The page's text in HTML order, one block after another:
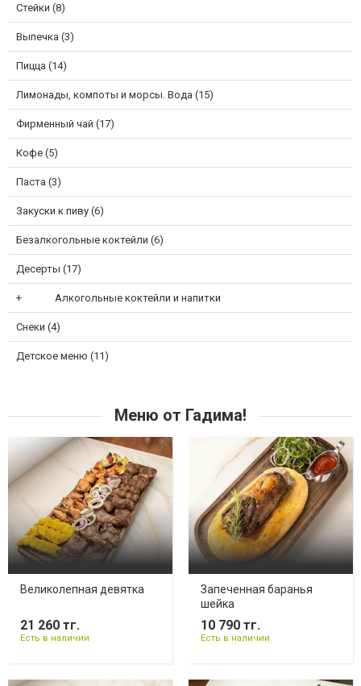
Стейки (8)
Выпечка (3)
Пицца (14)
Лимонады, компоты и морсы. Вода (15)
Фирменный чай (17)
Кофе (5)
Паста (3)
Закуски к пиву (6)
Безалкогольные коктейли (6)
Десерты (17)
Алкогольные коктейли и напитки
Снеки (4)
Детское меню (11)
Меню от Гадима!
Великолепная девятка
21 260 тг.
Есть в наличии
Запеченная баранья
шейка
10 790 тг.
Есть в наличии